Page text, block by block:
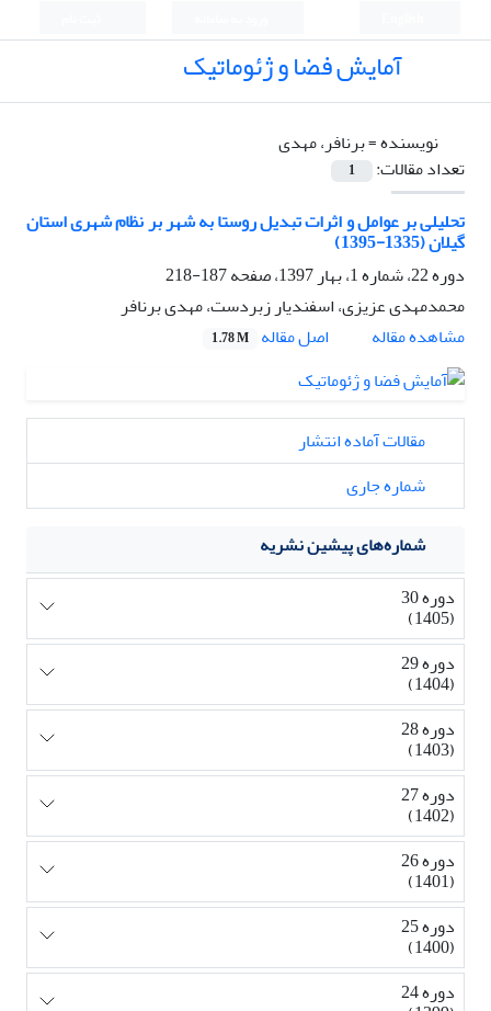
آمایش فضا و ژئوماتیک
نویسنده =برنافر، مهدی
تعداد مقالات:
1
تحلیلی بر عوامل و اثرات تبدیل روستا به شهر بر نظام شهری استان
گیلان (1335-1395)
دوره 22، شماره 1، بهار 1397، صفحه
187-218
محمدمهدی عزیزی، اسفندیار زبردست، مهدی برنافر
مشاهده مقاله
اصل مقاله 1.78 M
مقالات آماده انتشار
شماره جاری
شماره‌های پیشین نشریه
دوره 30
(1405)
دوره 29
(1404)
دوره 28
(1403)
دوره 27
(1402)
دوره 26
(1401)
دوره 25
(1400)
دوره 24